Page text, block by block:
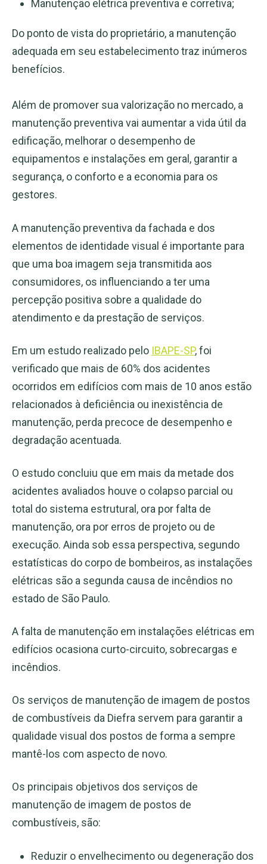
Manutenção elétrica preventiva e corretiva;
Do ponto de vista do proprietário, a manutenção
adequada em seu estabelecimento traz inúmeros
benefícios.
Além de promover sua valorização no mercado, a
manutenção preventiva vai aumentar a vida útil da
edificação, melhorar o desempenho de
equipamentos e instalações em geral, garantir a
segurança, o conforto e a economia para os
gestores.
A manutenção preventiva da fachada e dos
elementos de identidade visual é importante para
que uma boa imagem seja transmitida aos
consumidores, os influenciando a ter uma
percepção positiva sobre a qualidade do
atendimento e da prestação de serviços.
Em um estudo realizado pelo IBAPE-SP, foi
verificado que mais de 60% dos acidentes
ocorridos em edifícios com mais de 10 anos estão
relacionados à deficiência ou inexistência de
manutenção, perda precoce de desempenho e
degradação acentuada.
O estudo concluiu que em mais da metade dos
acidentes avaliados houve o colapso parcial ou
total do sistema estrutural, ora por falta de
manutenção, ora por erros de projeto ou de
execução. Ainda sob essa perspectiva, segundo
estatísticas do corpo de bombeiros, as instalações
elétricas são a segunda causa de incêndios no
estado de São Paulo.
A falta de manutenção em instalações elétricas em
edifícios ocasiona curto-circuito, sobrecargas e
incêndios.
Os serviços de manutenção de imagem de postos
de combustíveis da Diefra servem para garantir a
qualidade visual dos postos de forma a sempre
mantê-los com aspecto de novo.
Os principais objetivos dos serviços de
manutenção de imagem de postos de
combustíveis, são:
Reduzir o envelhecimento ou degeneração dos